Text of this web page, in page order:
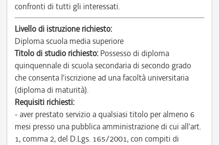
confronti di tutti gli interessati.
Livello di istruzione richiesto:
Diploma scuola media superiore
Titolo di studio richiesto: Possesso di diploma
quinquennale di scuola secondaria di secondo grado
che consenta l’iscrizione ad una facoltà universitaria
(diploma di maturità).
Requisiti richiesti:
- aver prestato servizio a qualsiasi titolo per almeno 6
mesi presso una pubblica amministrazione di cui all’art.
1, comma 2, del D.Lgs. 165/2001, con compiti di